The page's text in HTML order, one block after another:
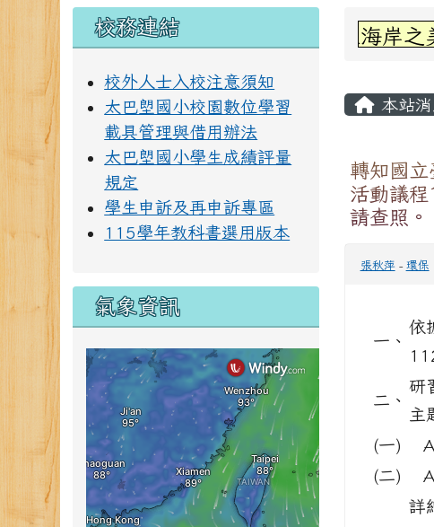
左邊區域內容
校務連結
校外人士入校注意須知
太巴塱國小校園數位學習
載具管理與借用辦法
太巴塱國小學生成績評量
規定
學生申訴及再申訴專區
115學年教科書選用版本
氣象資訊
上中
賀!六甲林凱萱參加-看見東海岸之美繪畫
主內本站消
轉知國立
活動議程
請查照。
張秋萍-環保|
一、
依
二、
研
主
(一)
(二)
詳
頁尾區域